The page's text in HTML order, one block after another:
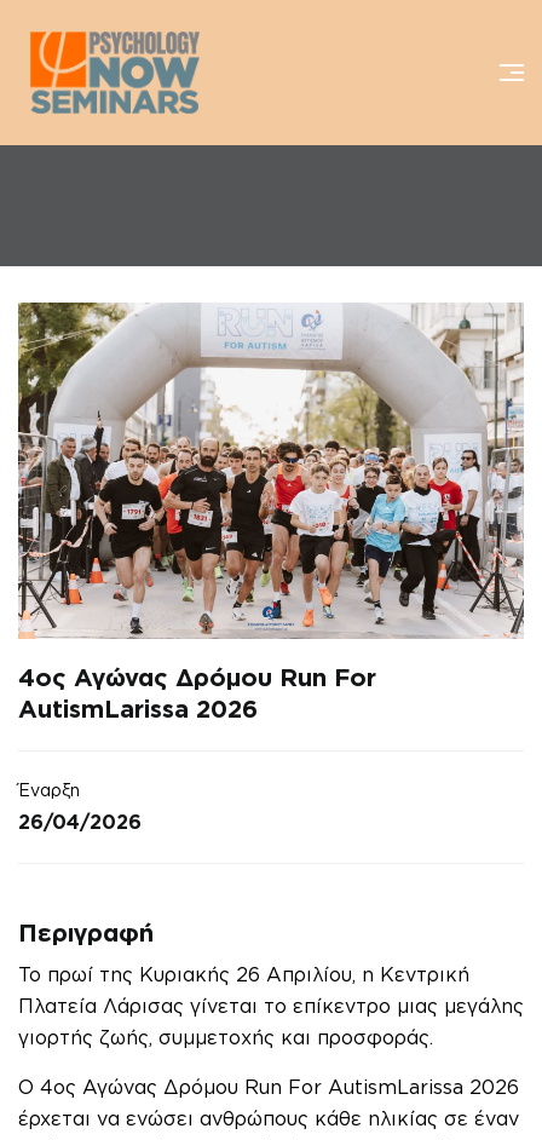
4ος Αγώνας Δρόμου Run For
AutismLarissa 2026
Έναρξη
26/04/2026
Περιγραφή
Το πρωί της Κυριακής 26 Απριλίου, η Κεντρική
Πλατεία Λάρισας γίνεται το επίκεντρο μιας μεγάλης
γιορτής ζωής, συμμετοχής και προσφοράς.
Ο 4ος Αγώνας Δρόμου Run For AutismLarissa 2026
έρχεται να ενώσει ανθρώπους κάθε ηλικίας σε έναν